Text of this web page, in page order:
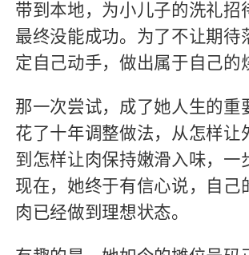
带到本地，为小儿子的洗礼招
最终没能成功。为了不让期待
定自己动手，做出属于自己的
那一次尝试，成了她人生的重
花了十年调整做法，从怎样让
到怎样让肉保持嫩滑入味，一
现在，她终于有信心说，自己
肉已经做到理想状态。